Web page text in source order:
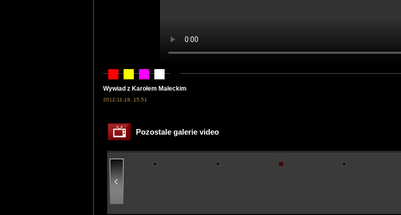
Wywiad z Karołem Małeckim
2012-11-19, 15:51
Pozostale galerie video